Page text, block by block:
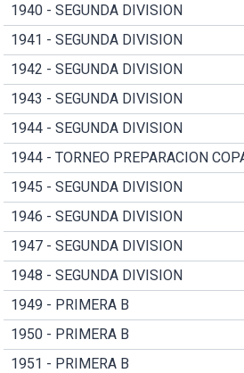
1940 - SEGUNDA DIVISION
1941 - SEGUNDA DIVISION
1942 - SEGUNDA DIVISION
1943 - SEGUNDA DIVISION
1944 - SEGUNDA DIVISION
1944 - TORNEO PREPARACION
1945 - SEGUNDA DIVISION
1946 - SEGUNDA DIVISION
1947 - SEGUNDA DIVISION
1948 - SEGUNDA DIVISION
1949 - PRIMERA B
1950 - PRIMERA B
1951 - PRIMERA B